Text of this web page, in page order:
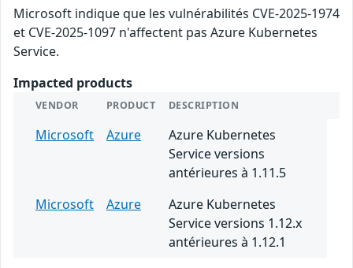
Microsoft indique que les vulnérabilités CVE-2025-1974
et CVE-2025-1097 n'affectent pas Azure Kubernetes
Service.
Impacted products
VENDOR PRODUCT DESCRIPTION
Microsoft Azure
Azure Kubernetes
Service versions
antérieures à 1.11.5
Microsoft
Azure
Azure Kubernetes
Service versions 1.12.x
antérieures à 1.12.1